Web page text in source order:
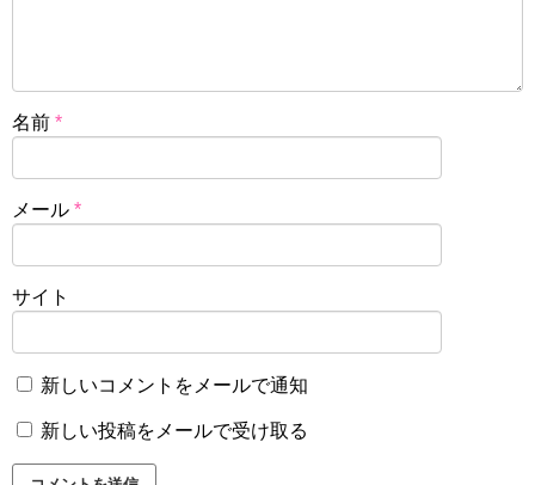
名前 *
メール *
サイト
新しいコメントをメールで通知
新しい投稿をメールで受け取る